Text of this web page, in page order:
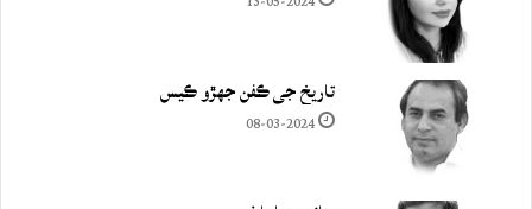
تاريخ جي ڪفن جھڙو ڪيس
08-03-2024